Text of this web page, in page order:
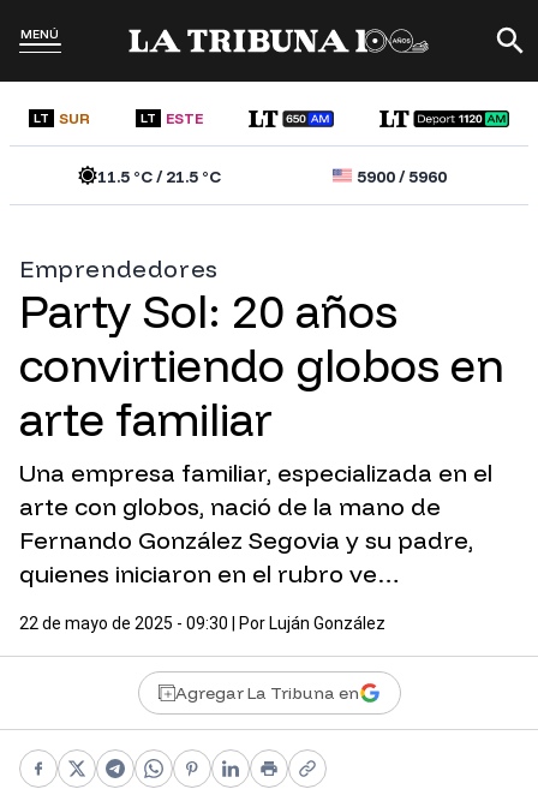
MENÚ
LT SUR LT ESTE
11.5°C /21.5°C 5900/5960
Emprendedores
Party Sol: 20 años
convirtiendo globos en
arte familiar
Una empresa familiar, especializada en el
arte con globos, nació de la mano de
Fernando González Segovia y su padre,
quienes iniciaron en el rubro ve…
22 de mayo de 2025 - 09:30 | Por Luján González
Agregar La Tribuna en
Facebook
X Telegram
WhatsApp
Pinterest
LinkedIn
PrintCopy link